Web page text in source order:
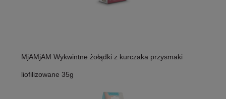
MjAMjAM Wykwintne żołądki z kurczaka przysmaki
liofilizowane 35g